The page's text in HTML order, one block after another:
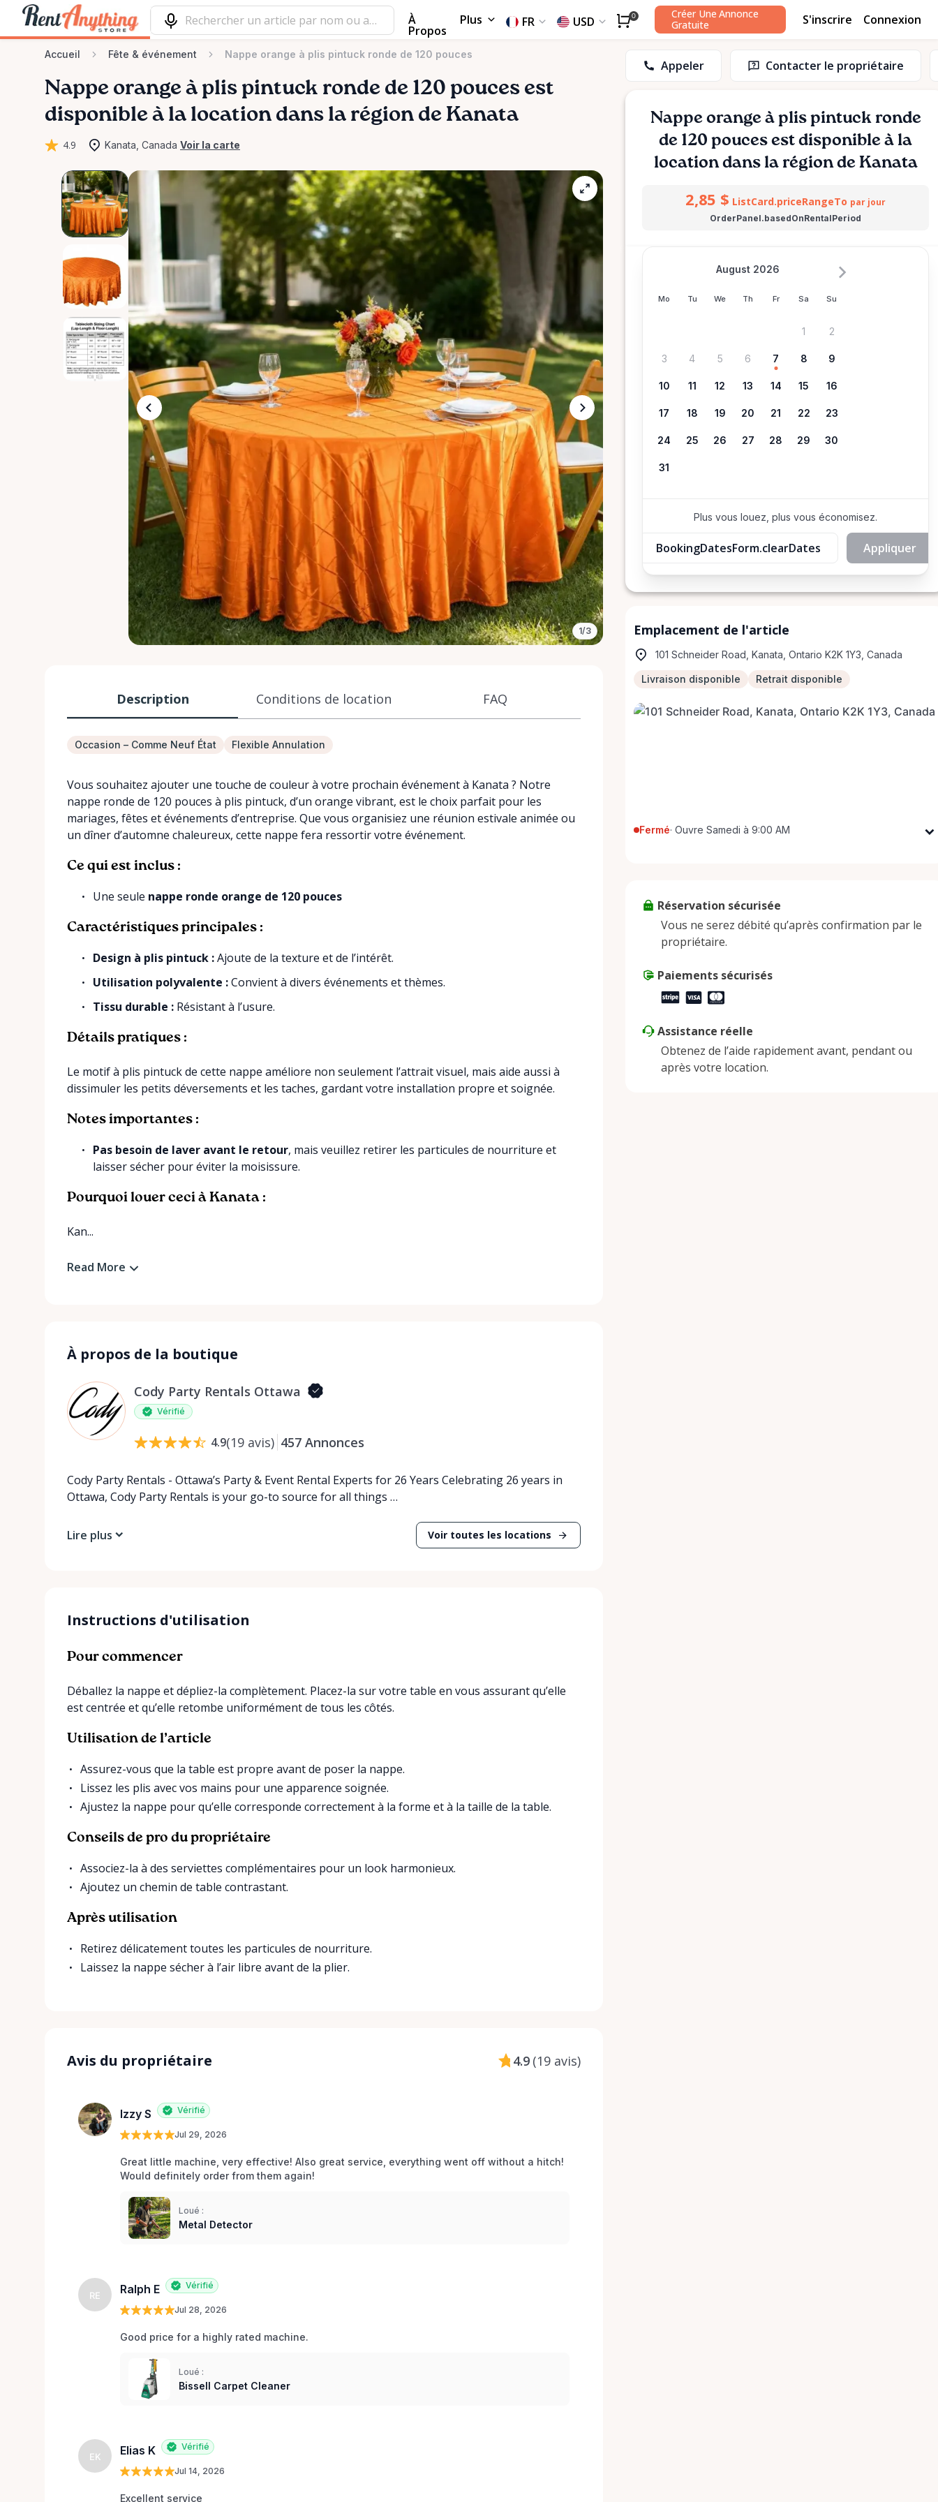
À
Propos
Plus FR USD 0
Créer Une Annonce
Gratuite
S'inscrire Connexion
Accueil Fête & événement Nappe orange à plis pintuck ronde de 120 pouces
Nappe orange à plis pintuck ronde de 120 pouces est
disponible à la location dans la région de Kanata
4.9 Kanata, Canada Voir la carte
1/3
Description Conditions de location FAQ
Occasion – Comme Neuf État Flexible Annulation
Vous souhaitez ajouter une touche de couleur à votre prochain événement à Kanata ? Notre
nappe ronde de 120 pouces à plis pintuck, d’un orange vibrant, est le choix parfait pour les
mariages, fêtes et événements d’entreprise. Que vous organisiez une réunion estivale animée ou
un dîner d’automne chaleureux, cette nappe fera ressortir votre événement.
Ce qui est inclus :
Une seule nappe ronde orange de 120 pouces
Caractéristiques principales :
Design à plis pintuck :Ajoute de la texture et de l’intérêt.
Utilisation polyvalente :Convient à divers événements et thèmes.
Tissu durable : Résistant à l’usure.
Détails pratiques :
Le motif à plis pintuck de cette nappe améliore non seulement l’attrait visuel, mais aide aussi à
dissimuler les petits déversements et les taches, gardant votre installation propre et soignée.
Notes importantes :
Pas besoin de laver avant le retour, mais veuillez retirer les particules de nourriture et
laisser sécher pour éviter la moisissure.
Pourquoi louer ceci à Kanata :
Kan...
Read More
À propos de la boutique
Cody Party Rentals Ottawa
Vérifié
4.9(19 avis) 457 Annonces
Cody Party Rentals - Ottawa’s Party & Event Rental Experts for 26 Years Celebrating 26 years in
Ottawa, Cody Party Rentals is your go-to source for all things …
Lire plus Voir toutes les locations
Instructions d'utilisation
Pour commencer
Déballez la nappe et dépliez-la complètement. Placez-la sur votre table en vous assurant qu’elle
est centrée et qu’elle retombe uniformément de tous les côtés.
Utilisation de l’article
Assurez-vous que la table est propre avant de poser la nappe.
Lissez les plis avec vos mains pour une apparence soignée.
Ajustez la nappe pour qu’elle corresponde correctement à la forme et à la taille de la table.
Conseils de pro du propriétaire
Associez-la à des serviettes complémentaires pour un look harmonieux.
Ajoutez un chemin de table contrastant.
Après utilisation
Retirez délicatement toutes les particules de nourriture.
Laissez la nappe sécher à l’air libre avant de la plier.
Avis du propriétaire 4.9 (19 avis)
Izzy S Vérifié
Jul 29, 2026
Great little machine, very effective! Also great service, everything went off without a hitch!
Would definitely order from them again!
Loué :
Metal Detector
RE Ralph E Vérifié
Jul 28, 2026
Good price for a highly rated machine.
Loué :
Bissell Carpet Cleaner
EK Elias K Vérifié
Jul 14, 2026
Excellent service
Appeler Contacter le propriétaire
Nappe orange à plis pintuck ronde
de 120 pouces est disponible à la
location dans la région de Kanata
2,85 $ ListCard.priceRangeTo par jour
OrderPanel.basedOnRentalPeriod
Mo Tu We Th Fr Sa Su
August 2026
1 2
3 4 5 6 7 8 9
10 11 12 13 14 15 16
17 18 19 20 21 22 23
24 25 26 27 28 29 30
31
Plus vous louez, plus vous économisez.
BookingDatesForm.clearDates Appliquer
Emplacement de l'article
101 Schneider Road, Kanata, Ontario K2K 1Y3, Canada
Livraison disponible Retrait disponible
Fermé· Ouvre Samedi à 9:00 AM
Jeudi
9:00 AM - 5:00 PM
Dimanche
Réservation sécurisée
Vous ne serez débité qu’après confirmation par le
propriétaire.
Paiements sécurisés
Assistance réelle
Obtenez de l’aide rapidement avant, pendant ou
après votre location.